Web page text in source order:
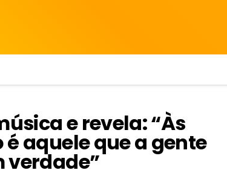
e revela: “Às
aquele que a gente
verdade”